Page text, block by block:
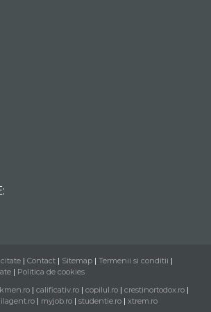
| Contact | Sitemap | Termenii si conditii |
| Politica de cookies
| calificativ.ro | copilul.ro | crestinortodox.ro |
| myjob.ro | studentie.ro | xtrem.ro